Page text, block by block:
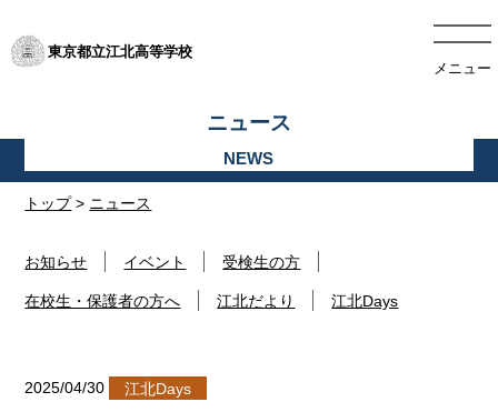
東京都立江北高等学校
メニュー
トップ> ニュース
ニュース
お知らせ イベント 受検生の方
在校生・保護者の方へ 江北だより 江北Days
2025/04/30 江北Days